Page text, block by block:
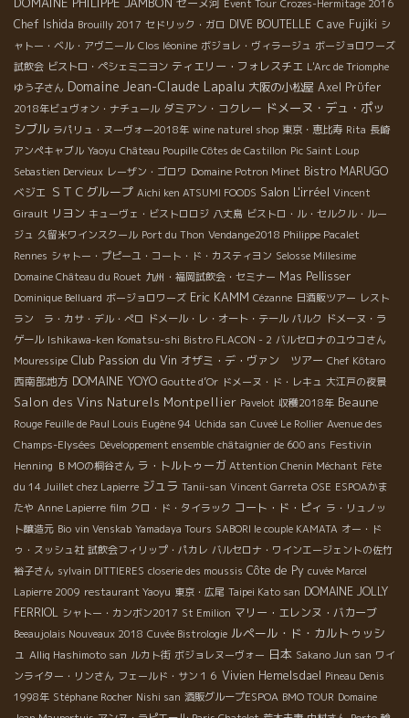
セーヌ河 Event Tour Crozes-Hermitage 2016
Chef Ishida Brouilly 2017 セドリック・ガロ DIVE BOUTELLE Ｃave Fujiki シ
ャトー・ベル・アヴニール Clos léonine ボジョレ・ヴィラージュ ボージョロワーズ
試飲会 ビストロ・ペシェミニヨン ティエリー・フォレスチエ L'Arc de Triomphe
ゆう子さん Domaine Jean-Claude Lapalu 大阪の小松屋 Axel Prϋfer
2018年ビュヴォン・ナチュール ダミアン・コクレー ドメーヌ・デュ・ポッ
シブル ラパリュ・ヌーヴォー2018年 wine naturel shop 東京・恵比寿 Rita 長崎
アンペキャブル Yaoyu Château Poupille Côtes de Castillon Pic Saint Loup
Sebastien Dervieux レーザン・ゴロワ Domaine Potron Minet Bistro MARUGO
ベジエ ＳＴＣグループ Aichi ken ATSUMI FOODS Salon L'irréel Vincent
Girault リヨン キューヴェ・ビストロロジ 八丈島 ビストロ・ル・セルクル・ルー
ジュ 久留米ワインスクール Port du Thon Vendange2018 Philippe Pacalet
Rennes シャトー・プピーユ・コート・ド・カスティヨン Selosse Millesime
Domaine Château du Rouet 九州・福岡試飲会・セミナー Mas Pellisser
Dominique Belluard ボージョロワーズ Eric KAMM Cézanne 日酒販ツアー レスト
ラン ラ・カサ・デル・ぺロ ドメール・レ・オート・テール パルク ドメーヌ・ラ
ゲール Ishikawa-ken Komatsu-shi Bistro FLACON - 2 バルセロナのユウコさん
Mouressipe Club Passion du Vin オザミ・デ・ヴァン ツアー Chef Kôtaro
西南部地方 DOMAINE YOYO Goutte d’Or ドメーヌ・ド・レキュ 大江戸の夜景
Salon des Vins Naturels Montpellier Pavelot 収穫2018年 Beaune
Rouge Feuille de Paul Louis Eugène 94 Uchida san Cuveé Le Rollier Avenue des
Champs-Elysées Développement ensemble châtaignier de 600 ans Festivin
Henning ＢＭОの桐谷さん ラ・トルトゥーガ Attention Chenin Méchant Fête
du 14 Juillet chez Lapierre ジュラ Tanii-san Vincent Garreta OSE ESPOAかま
たや Anne Lapierre film クロ・ド・タイラック コート・ド・ピィ ラ・リュノッ
ト醸造元 Bio vin Venskab Yamadaya Tours SABORI le couple KAMATA オー・ド
ゥ・スッシュ社 試飲会フィリップ・パカレ バルセロナ・ワインエージェントの佐竹
裕子さん sylvain DITTIERES closerie des moussis Côte de Py cuvée Marcel
Lapierre 2009 restaurant Yaoyu 東京・広尾 Taipei Kato san DOMAINE JOLLY
FERRIOL シャトー・カンボン2017 St Emilion マリー・エレンヌ・バカーブ
Beeaujolais Nouveaux 2018 Cuvée Bistrologie ルペール・ド・カルトゥッシ
ュ Alliq Hashimoto san ルカト街 ボジョレヌーヴォー 日本 Sakano Jun san ワイ
ンライター・リンさん フェールド・サン１６ Vivien Hemelsdael Pineau Denis
1998年 Stéphane Rocher Nishi san 酒販グループESPOA BMO TOUR Domaine